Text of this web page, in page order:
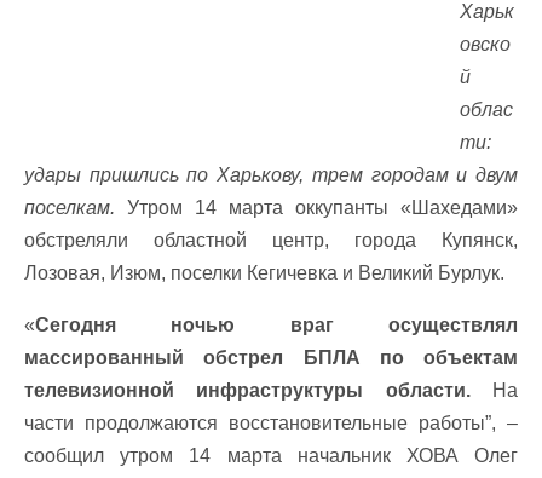
Харьк
овско
й
облас
ти:
удары пришлись по Харькову, трем городам и двум
поселкам. Утром 14 марта оккупанты «Шахедами»
обстреляли областной центр, города Купянск,
Лозовая, Изюм, поселки Кегичевка и Великий Бурлук.
«Сегодня ночью враг осуществлял
массированный обстрел БПЛА по объектам
телевизионной инфраструктуры области.На
части продолжаются восстановительные работы”, –
сообщил утром 14 марта начальник ХОВА Олег